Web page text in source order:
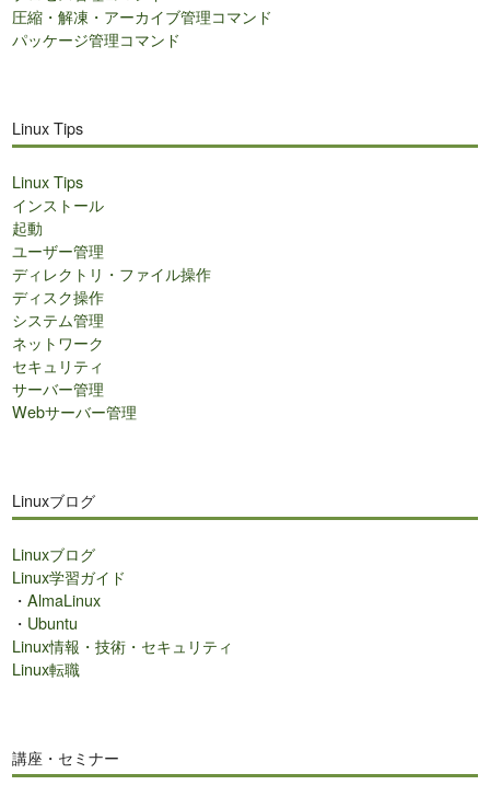
圧縮・解凍・アーカイブ管理コマンド
パッケージ管理コマンド
Linux Tips
Linux Tips
インストール
起動
ユーザー管理
ディレクトリ・ファイル操作
ディスク操作
システム管理
ネットワーク
セキュリティ
サーバー管理
Webサーバー管理
Linuxブログ
Linuxブログ
Linux学習ガイド
・AlmaLinux
・ Ubuntu
Linux情報・技術・セキュリティ
Linux転職
講座・セミナー